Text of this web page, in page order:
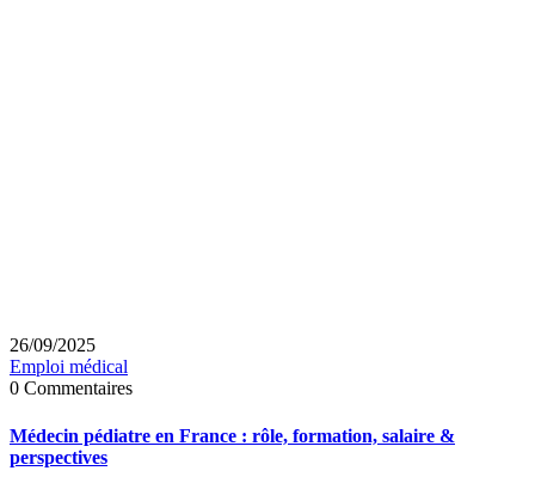
26/09/2025
Emploi médical
0 Commentaires
Médecin pédiatre en France : rôle, formation, salaire &
perspectives